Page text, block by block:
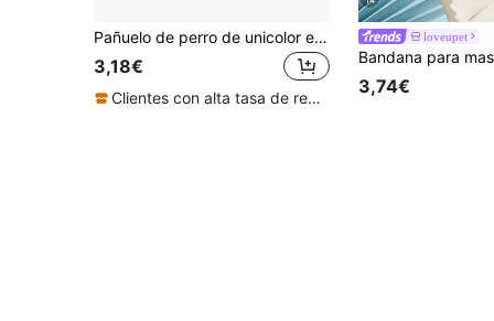
Pañuelo de perro de unicolor en blanco, pañuelo DIY, babero triangular lavable y resistente con transferencia de calor, adecuado para cachorros y mascotas, regalo de cumpleaños/fiesta personalizado y divertido
3,18€
Clientes con alta tasa de repetición
loveupet
3,74€